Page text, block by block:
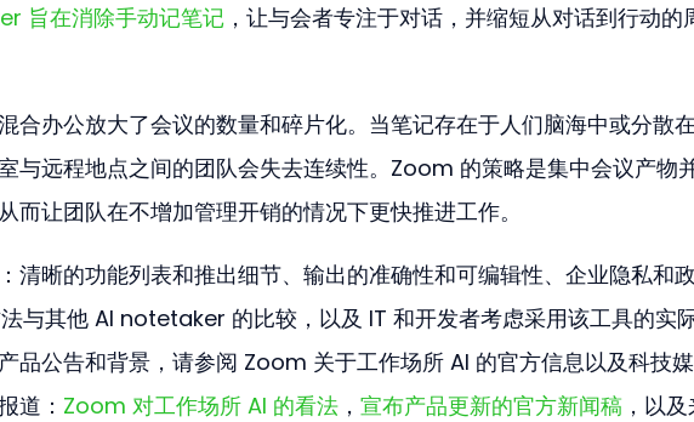
旨在消除手动记笔记 ，让与会者专注于对话，并缩短从对话到行动的
合办公放大了会议的数量和碎片化。当笔记存在于人们脑海中或分散
与远程地点之间的团队会失去连续性。Zoom 的策略是集中会议产物
而让团队在不增加管理开销的情况下更快推进工作。
清晰的功能列表和推出细节、输出的准确性和可编辑性、企业隐私和
与其他 AI notetaker 的比较，以及 IT 和开发者考虑采用该工具的实
品公告和背景，请参阅 Zoom 关于工作场所 AI 的官方信息以及科技
道： Zoom 对工作场所 AI 的看法 ， 宣布产品更新的官方新闻稿 ，以